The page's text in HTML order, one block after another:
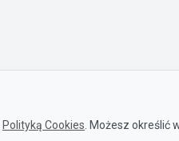
Polityką Cookies . Możesz określić